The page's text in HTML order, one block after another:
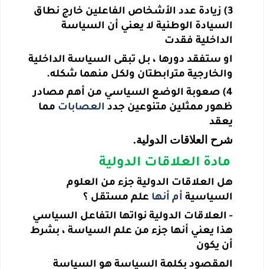
3) زيادة عدد الأشخاص الفاعلين خارج نطاق
السيادة الوطنية لا يعني أن السياسة
الداخلية فقدت
او ستفقد دورها ، بل تبقى السياسة الداخلية
والخارجية مترابطتان ولكل منهما شكله.
4) صعوبة الوضع السياسي من أهم مصادر
ظهور ممثلين متنوعين جدد العصابات مما
يعقد
شرح العلاقات الدولية.
مادة العلاقات الدولية
هل العلاقات الدولية جزء من العلوم
السياسية أم أنها علم مستقل ؟
- العلاقات الدولية نواتها التفاعل السياسي
هذا يعني أنها جزء من علم السياسة ، بشرط
أن يكون
المقصود بكلمة السياسة هو السياسة